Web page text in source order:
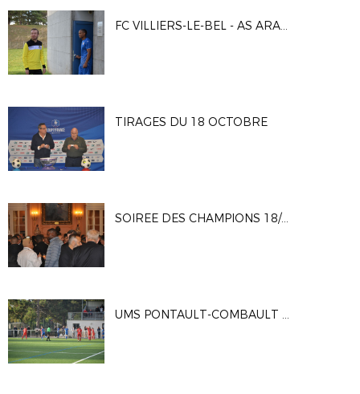
FC VILLIERS-LE-BEL - AS ARARAT ISSY
TIRAGES DU 18 OCTOBRE
SOIREE DES CHAMPIONS 18/10/23
UMS PONTAULT-COMBAULT - ENTENTE FOOTBALL PAYS DE FONTAINEBLEAU